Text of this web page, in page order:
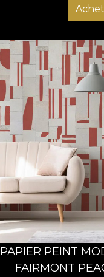
PAPIER PEINT
FAIRMONT